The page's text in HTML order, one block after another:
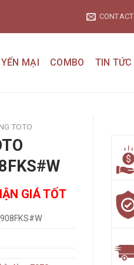
CONTACT
MẠI COMBO TIN TỨC
TOTO
GIÁ TỐT